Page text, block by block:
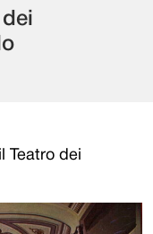
Teatro dei